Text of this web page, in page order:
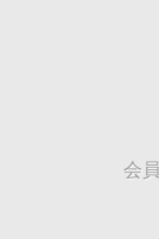
会